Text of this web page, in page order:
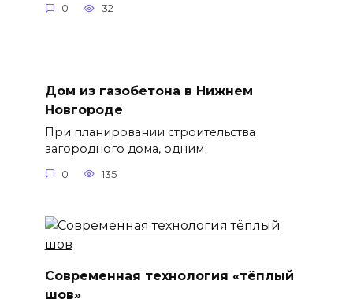
0 32
Дом из газобетона в Нижнем
Новгороде
При планировании строительства
загородного дома, одним
0 135
Современная технология «тёплый
шов»